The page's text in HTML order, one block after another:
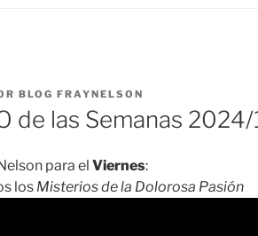
BLOG FRAYNELSON
de las Semanas 2024/
para el Viernes:
los Misterios de la Dolorosa Pasión